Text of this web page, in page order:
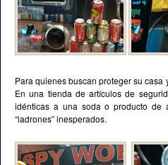
Para quienes buscan proteger su casa
En una tienda de artículos de
idénticas a una soda o producto de
“ladrones” inesperados.